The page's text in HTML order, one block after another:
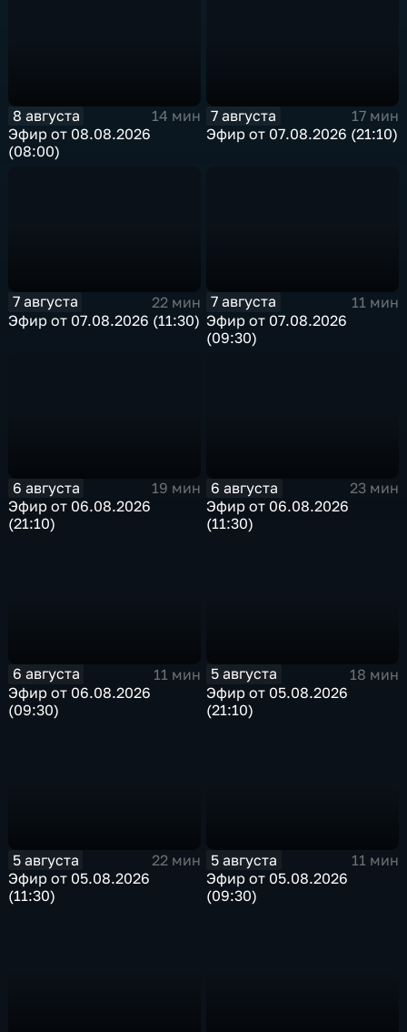
8 августа
14 мин
Эфир от 08.08.2026
(08:00)
7 августа
17 мин
Эфир от 07.08.2026 (21:10)
7 августа
22 мин
Эфир от 07.08.2026 (11:30)
7 августа
11 мин
Эфир от 07.08.2026
(09:30)
6 августа
19 мин
Эфир от 06.08.2026
(21:10)
6 августа
23 мин
Эфир от 06.08.2026
(11:30)
6 августа
11 мин
Эфир от 06.08.2026
(09:30)
5 августа
18 мин
Эфир от 05.08.2026
(21:10)
5 августа
22 мин
Эфир от 05.08.2026
(11:30)
5 августа
11 мин
Эфир от 05.08.2026
(09:30)